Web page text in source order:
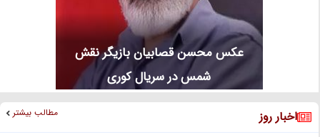
عکس محسن قصابیان بازیگر نقش
شمس در سریال کوری
اخبار روز مطالب بیشتر